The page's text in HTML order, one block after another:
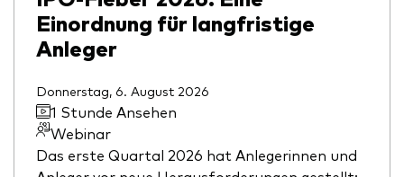
Einordnung für langfristige
Anleger
Donnerstag, 6. August 2026
1 Stunde Ansehen
Webinar
Das erste Quartal 2026 hat Anlegerinnen und